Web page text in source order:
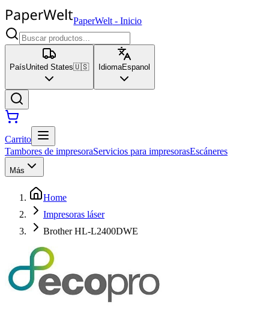
PaperWelt -Inicio
PaísUnited States🇺🇸 IdiomaEspanol
Carrito
Tambores de impresoraServicios para impresorasEscáneres
Más
Home
Impresoras láser
Brother HL-L2400DWE